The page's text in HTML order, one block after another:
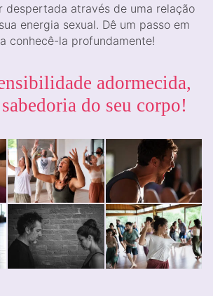
despertada através de uma relação
energia sexual. Dê um passo em
conhecê-la profundamente!
adormecida,
do seu corpo!